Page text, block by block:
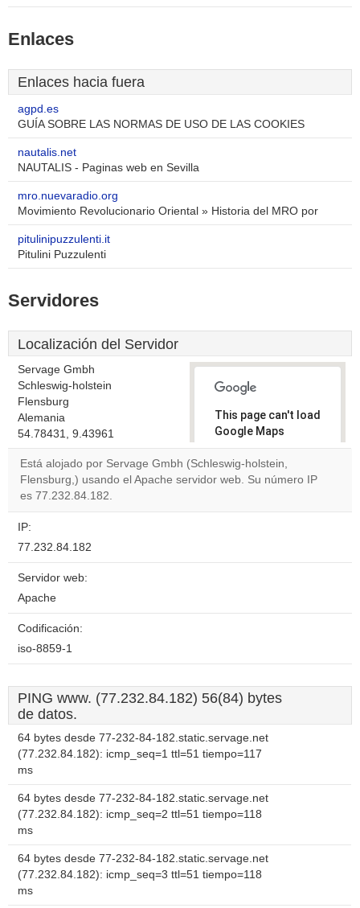
Enlaces
Enlaces hacia fuera
agpd.es
GUÍA SOBRE LAS NORMAS DE USO DE LAS COOKIES
nautalis.net
NAUTALIS - Paginas web en Sevilla
mro.nuevaradio.org
Movimiento Revolucionario Oriental » Historia del MRO por
pitulinipuzzulenti.it
Pitulini Puzzulenti
Servidores
Localización del Servidor
Servage Gmbh
Schleswig-holstein
Flensburg
Alemania
54.78431, 9.43961
This page can't load
Google Maps
correctly.
Do you
Está alojado por Servage Gmbh (Schleswig-holstein,
Flensburg,) usando el Apache servidor web. Su número IP
es 77.232.84.182.
IP:
77.232.84.182
Servidor web:
Apache
Codificación:
iso-8859-1
PING www. (77.232.84.182) 56(84) bytes
de datos.
64 bytes desde 77-232-84-182.static.servage.net
(77.232.84.182): icmp_seq=1 ttl=51 tiempo=117
ms
64 bytes desde 77-232-84-182.static.servage.net
(77.232.84.182): icmp_seq=2 ttl=51 tiempo=118
ms
64 bytes desde 77-232-84-182.static.servage.net
(77.232.84.182): icmp_seq=3 ttl=51 tiempo=118
ms